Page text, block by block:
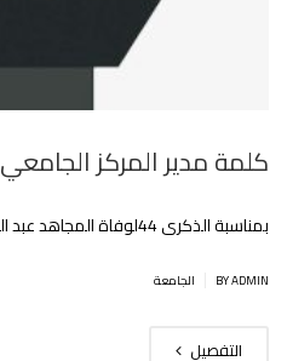
كلمة مدير المركز الجامعي
بمناسبة الذكرى 44لوفاة المجاهد عبد الحفيظ بوالصوف
BY ADMIN الجامعة
التفصيل